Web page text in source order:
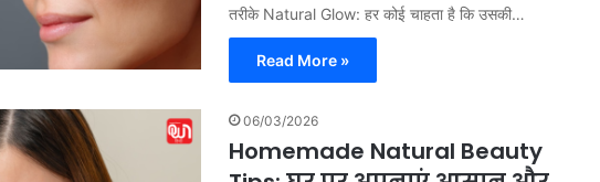
तरीके Natural Glow: हर कोई चाहता है कि उसकी…
Read More »
06/03/2026
Homemade Natural Beauty